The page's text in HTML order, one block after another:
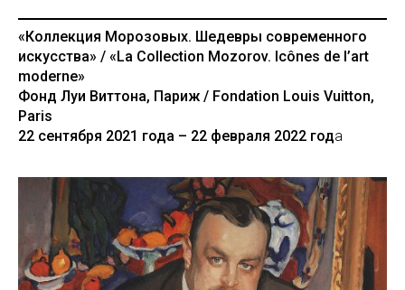
«Коллекция Морозовых. Шедевры современного
искусства» / «La Collection Mozorov. Icônes de l’art
modernе»
Фонд Луи Виттона, Париж / Fondation Louis Vuitton,
Paris
22 сентября 2021 года – 22 февраля 2022 года